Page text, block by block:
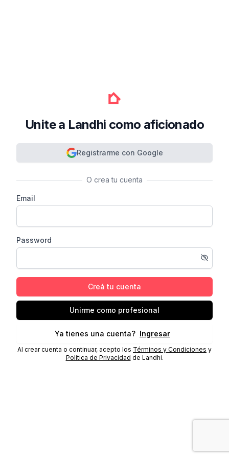
Unite a Landhi como aficionado
Registrarme con Google
O crea tu cuenta
Email
Password
Creá tu cuenta
Unirme como profesional
Ya tienes una cuenta? Ingresar
Al crear cuenta o continuar, acepto los Términos y Condiciones y
Política de Privacidad de Landhi.